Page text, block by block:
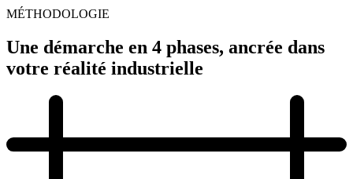
MÉTHODOLOGIE
Une démarche en 4 phases, ancrée dans
votre réalité industrielle